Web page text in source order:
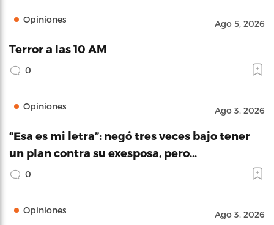
Opiniones Ago 5, 2026
Terror a las 10 AM
0
Opiniones Ago 3, 2026
“Esa es mi letra”: negó tres veces bajo tener
un plan contra su exesposa, pero…
0
Opiniones Ago 3, 2026